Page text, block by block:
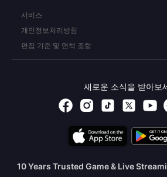
서비스
개인정보처리방침
편집 기준 및 면책 조항
새로운 소식을 받아보
10 Years Trusted Game & Live